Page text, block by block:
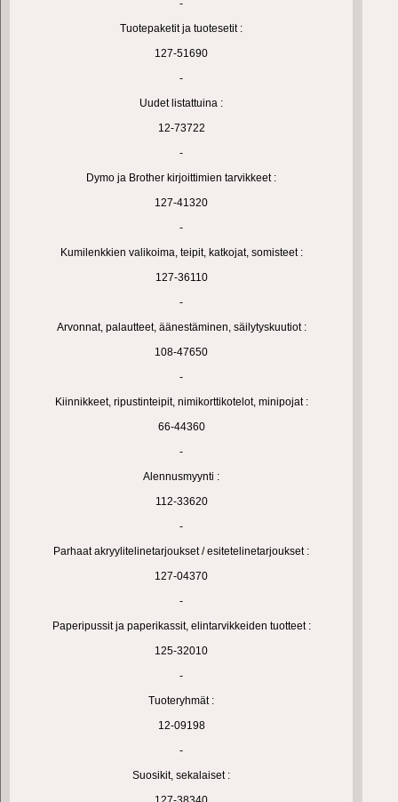
-
Tuotepaketit ja tuotesetit :
127-51690
-
Uudet listattuina :
12-73722
-
Dymo ja Brother kirjoittimien tarvikkeet :
127-41320
-
Kumilenkkien valikoima, teipit, katkojat, somisteet :
127-36110
-
Arvonnat, palautteet, äänestäminen, säilytyskuutiot :
108-47650
-
Kiinnikkeet, ripustinteipit, nimikorttikotelot, minipojat :
66-44360
-
Alennusmyynti :
112-33620
-
Parhaat akryylitelinetarjoukset / esitetelinetarjoukset :
127-04370
-
Paperipussit ja paperikassit, elintarvikkeiden tuotteet :
125-32010
-
Tuoteryhmät :
12-09198
-
Suosikit, sekalaiset :